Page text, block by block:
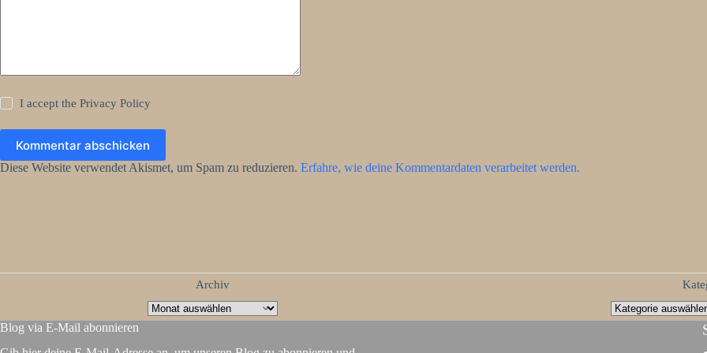
I accept thePrivacy Policy
Kommentar abschicken
Diese Website verwendet Akismet, um Spam zu reduzieren. Erfahre, wie deine Kommentardaten verarbeitet werden.
Archiv
Blog via E-Mail abonnieren